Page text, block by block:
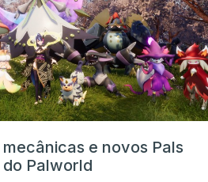
e novos Pals
Palworld